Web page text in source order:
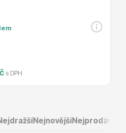
s DPH
Nejnovější